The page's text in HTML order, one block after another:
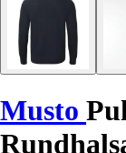
Musto